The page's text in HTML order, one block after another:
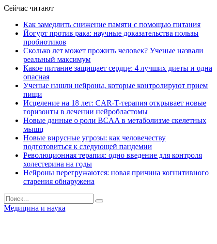
Сейчас читают
Как замедлить снижение памяти с помощью питания
Йогурт против рака: научные доказательства пользы
пробиотиков
Сколько лет может прожить человек? Ученые назвали
реальный максимум
Какое питание защищает сердце: 4 лучших диеты и одна
опасная
Ученые нашли нейроны, которые контролируют прием
пищи
Исцеление на 18 лет: CAR-T-терапия открывает новые
горизонты в лечении нейробластомы
Новые данные о роли BCAA в метаболизме скелетных
мышц
Новые вирусные угрозы: как человечеству
подготовиться к следующей пандемии
Революционная терапия: одно введение для контроля
холестерина на годы
Нейроны перегружаются: новая причина когнитивного
старения обнаружена
Медицина и наука